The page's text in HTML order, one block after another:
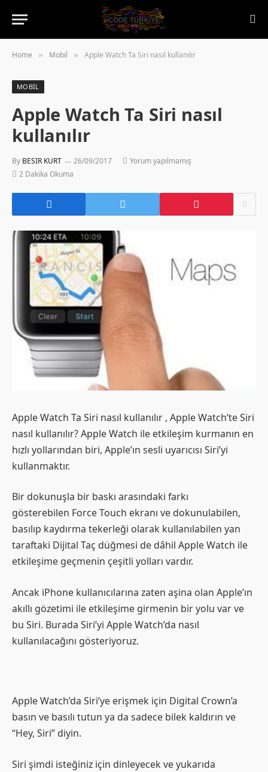
Home » Mobil » Apple Watch Ta Siri nasıl kullanılır
MOBIL
Apple Watch Ta Siri nasıl
kullanılır
By BESIR KURT 26/09/2017
Yorum yapılmamış
2 Dakika Okuma
Apple Watch Ta Siri nasıl kullanılır , Apple Watch’te Siri
nasıl kullanılır? Apple Watch ile etkileşim kurmanın en
hızlı yollarından biri, Apple’ın sesli uyarıcısı Siri’yi
kullanmaktır.
Bir dokunuşla bir baskı arasındaki farkı
gösterebilen Force Touch ekranı ve dokunulabilen,
basılıp kaydırma tekerleği olarak kullanılabilen yan
taraftaki Dijital Taç düğmesi de dâhil Apple Watch ile
etkileşime geçmenin çeşitli yolları vardır.
Ancak iPhone kullanıcılarına zaten aşina olan Apple’ın
akıllı gözetimi ile etkileşime girmenin bir yolu var ve
bu Siri. Burada Siri’yi Apple Watch’da nasıl
kullanılacağını gösteriyoruz.
Apple Watch’da Siri’ye erişmek için Digital Crown’a
basın ve basılı tutun ya da sadece bilek kaldırın ve
“Hey, Siri” diyin.
Siri şimdi isteğiniz için dinleyecek ve yukarıda